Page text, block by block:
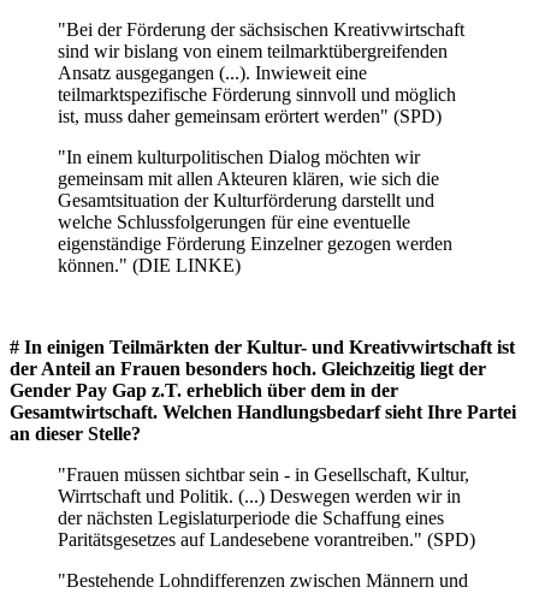
"Bei der Förderung der sächsischen Kreativwirtschaft
sind wir bislang von einem teilmarktübergreifenden
Ansatz ausgegangen (...). Inwieweit eine
teilmarktspezifische Förderung sinnvoll und möglich
ist, muss daher gemeinsam erörtert werden" (SPD)
"In einem kulturpolitischen Dialog möchten wir
gemeinsam mit allen Akteuren klären, wie sich die
Gesamtsituation der Kulturförderung darstellt und
welche Schlussfolgerungen für eine eventuelle
eigenständige Förderung Einzelner gezogen werden
können." (DIE LINKE)
# In einigen Teilmärkten der Kultur- und Kreativwirtschaft ist
der Anteil an Frauen besonders hoch. Gleichzeitig liegt der
Gender Pay Gap z.T. erheblich über dem in der
Gesamtwirtschaft. Welchen Handlungsbedarf sieht Ihre Partei
an dieser Stelle?
"Frauen müssen sichtbar sein - in Gesellschaft, Kultur,
Wirrtschaft und Politik. (...) Deswegen werden wir in
der nächsten Legislaturperiode die Schaffung eines
Paritätsgesetzes auf Landesebene vorantreiben." (SPD)
"Bestehende Lohndifferenzen zwischen Männern und